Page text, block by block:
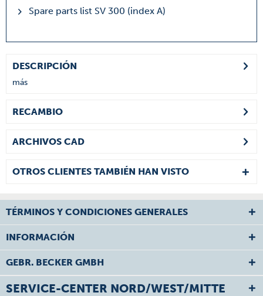
Spare parts list SV 300 (index A)
DESCRIPCIÓN
más
RECAMBIO
ARCHIVOS CAD
OTROS CLIENTES TAMBIÉN HAN VISTO
TÉRMINOS Y CONDICIONES GENERALES
INFORMACIÓN
GEBR. BECKER GMBH
SERVICE-CENTER NORD/WEST/MITTE